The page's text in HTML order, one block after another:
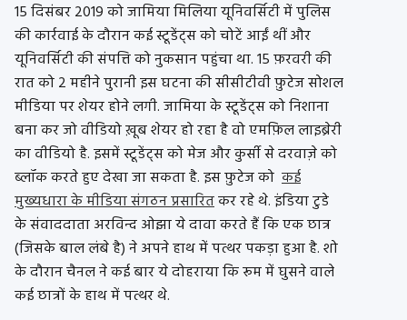
15 दिसंबर 2019 को जामिया मिलिया यूनिवर्सिटी में पुलिस
की कार्रवाई के दौरान कई स्टूडेंट्स को चोटें आईं थीं और
यूनिवर्सिटी की संपत्ति को नुकसान पहुंचा था. 15 फ़रवरी की
रात को 2 महीने पुरानी इस घटना की सीसीटीवी फ़ुटेज सोशल
मीडिया पर शेयर होने लगी. जामिया के स्टूडेंट्स को निशाना
बना कर जो वीडियो ख़ूब शेयर हो रहा है वो एमफ़िल लाइब्रेरी
का वीडियो है. इसमें स्टूडेंट्स को मेज और कुर्सी से दरवाज़े को
ब्लॉक करते हुए देखा जा सकता है. इस फ़ुटेज को कई
मुख्यधारा के मीडिया संगठन प्रसारितकर रहे थे. इंडिया टुडे
के संवाददाता अरविन्द ओझा ये दावा करते हैं कि एक छात्र
(जिसके बाल लंबे है) ने अपने हाथ में पत्थर पकड़ा हुआ है. शो
के दौरान चैनल ने कई बार ये दोहराया कि रूम में घुसने वाले
कई छात्रों के हाथ में पत्थर थे.